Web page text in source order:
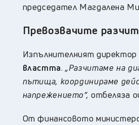
председател Магдалена
Превозвачите
Изпълнителният
властта.„Разчитаме на
пътища, координираме
напрежението“, отбеляза
От финансовото